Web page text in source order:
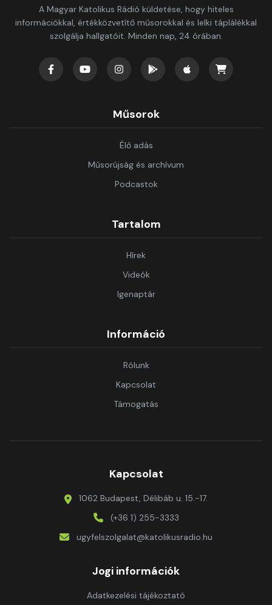
A Magyar Katolikus Rádió küldetése, hogy hiteles
információkkal, értékközvetítő műsorokkal és lelki táplálékkal
szolgálja hallgatóit. Minden nap, 24 órában.
Műsorok
Élő adás
Műsorújság és archívum
Podcastok
Tartalom
Hírek
Videók
Igenaptár
Információ
Rólunk
Kapcsolat
Támogatás
Kapcsolat
1062 Budapest, Délibáb u. 15.-17.
(+36 1) 255-3333
ugyfelszolgalat@katolikusradio.hu
Jogi információk
Adatkezelési tájékoztató